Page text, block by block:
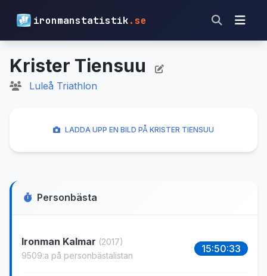
ironmanstatistik.se
Krister Tiensuu
Luleå Triathlon
Personbästa
Ironman Kalmar (2017)
9509:a på personbästalistan
15:50:33
LADDA UPP EN BILD PÅ KRISTER TIENSUU